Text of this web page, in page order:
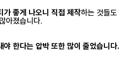
가 좋게 나오니 직접 제작하는 것들도
많아졌습니다.
야 한다는 압박 또한 많이 줄었습니다.